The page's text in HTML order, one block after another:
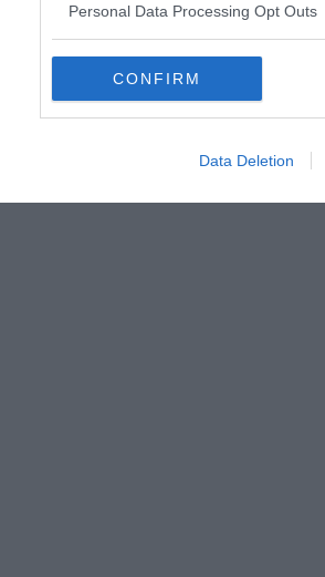
Personal Data Processing Opt Outs
CONFIRM
Data Deletion